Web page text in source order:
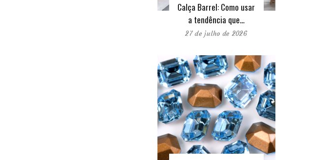
Calça Barrel: Como usar
a tendência que…
27 de julho de 2026